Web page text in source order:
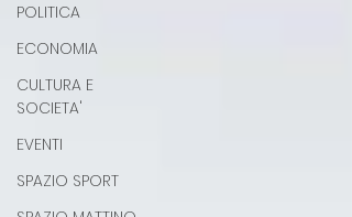
POLITICA
ECONOMIA
CULTURA E
SOCIETA'
EVENTI
SPAZIO SPORT